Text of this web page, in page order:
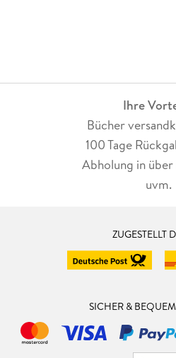
Ihre
Bücher
100 Tage
Abholung in über
uvm.
ZUGESTELLT
SICHER &